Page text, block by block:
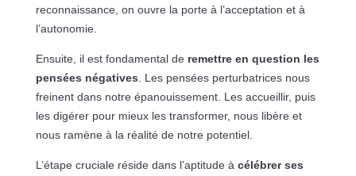
reconnaissance, on ouvre la porte à l’acceptation et à
l’autonomie.
Ensuite, il est fondamental de remettre en question les
pensées négatives . Les pensées perturbatrices nous
freinent dans notre épanouissement. Les accueillir, puis
les digérer pour mieux les transformer, nous libère et
nous ramène à la réalité de notre potentiel.
L’étape cruciale réside dans l’aptitude à célébrer ses